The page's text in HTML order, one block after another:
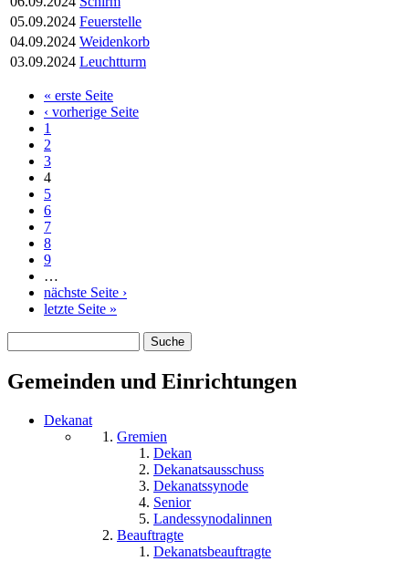
05.09.2024 Feuerstelle
04.09.2024 Weidenkorb
03.09.2024 Leuchtturm
Seiten« erste Seite
‹ vorherige Seite
1
2
3
4
5
6
7
8
9
…
nächste Seite ›
letzte Seite »
Gemeinden und Einrichtungen
Dekanat
Gremien
Dekan
Dekanatsausschuss
Dekanatssynode
Senior
Landessynodalinnen
Beauftragte
Dekanatsbeauftragte